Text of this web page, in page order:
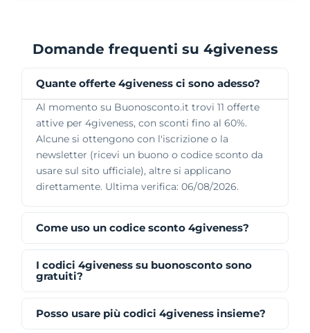
Domande frequenti su 4giveness
Quante offerte 4giveness ci sono adesso?
Al momento su Buonosconto.it trovi 11 offerte
attive per 4giveness, con sconti fino al 60%.
Alcune si ottengono con l'iscrizione o la
newsletter (ricevi un buono o codice sconto da
usare sul sito ufficiale), altre si applicano
direttamente. Ultima verifica: 06/08/2026.
Come uso un codice sconto 4giveness?
I codici 4giveness su buonosconto sono
gratuiti?
Posso usare più codici 4giveness insieme?